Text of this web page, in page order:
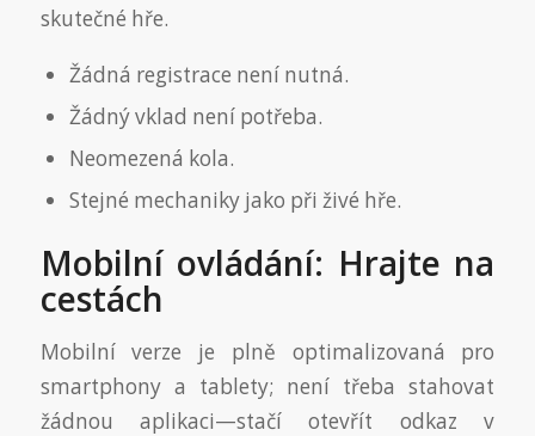
skutečné hře.
Žádná registrace není nutná.
Žádný vklad není potřeba.
Neomezená kola.
Stejné mechaniky jako při živé hře.
Mobilní ovládání: Hrajte na
cestách
Mobilní verze je plně optimalizovaná pro
smartphony a tablety; není třeba stahovat
žádnou aplikaci—stačí otevřít odkaz v